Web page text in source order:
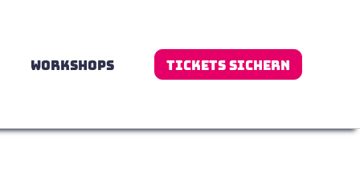
WORKSHOPS Tickets sichern